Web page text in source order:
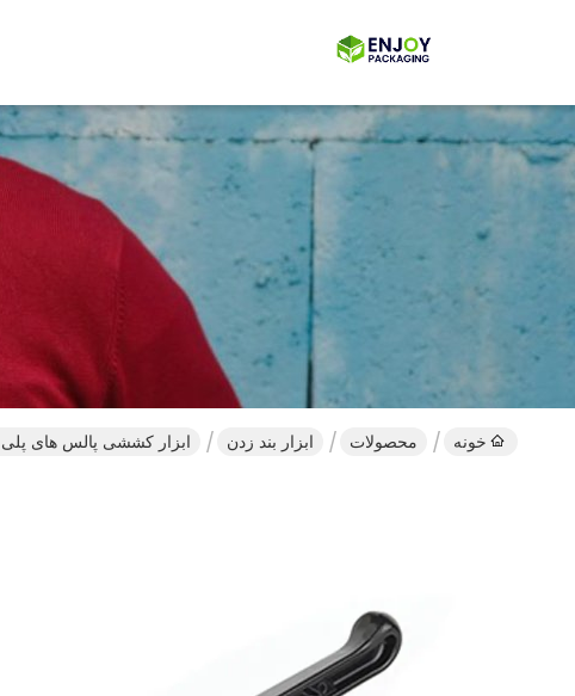
خونه محصولات ابزار بند زدن ابزار کششی پالس های پلی